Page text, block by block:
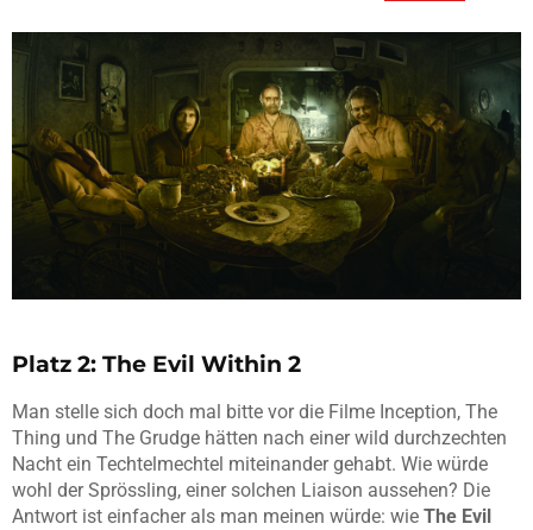
Platz 2: The Evil Within 2
Man stelle sich doch mal bitte vor die Filme Inception, The
Thing und The Grudge hätten nach einer wild durchzechten
Nacht ein Techtelmechtel miteinander gehabt. Wie würde
wohl der Sprössling, einer solchen Liaison aussehen? Die
Antwort ist einfacher als man meinen würde: wie The Evil